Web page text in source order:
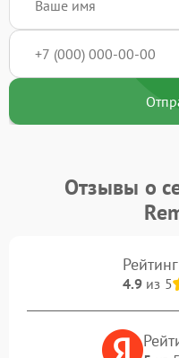
Отзывы о
4.9из 5